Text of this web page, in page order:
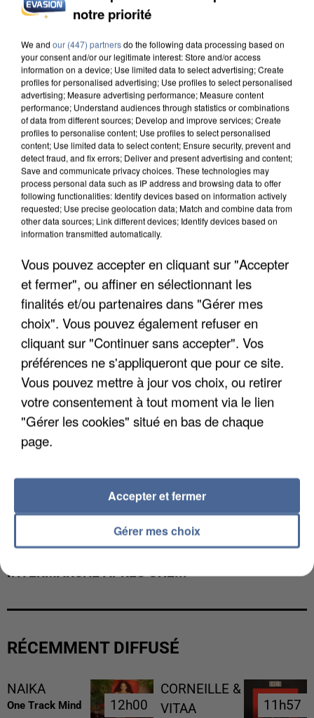
UN SECOND CADRE DE LA DZ MAFIA
UNE TOURISTE DE L’OISE EMPORTÉE PAR UNE
COULÉE DE BOUE EN HAUTE-SAVOIE
INTERMARCHÉ APRÈS UNE...
RÉCEMMENT DIFFUSÉ
NAIKA
One Track Mind 12h00
12h00
CORNEILLE &
VITAA
11h57
11h57
notre priorité
We and our (447) partnersdo the following data processing based on
your consent and/or our legitimate interest: Store and/or access
information on a device; Use limited data to select advertising; Create
profiles for personalised advertising; Use profiles to select personalised
advertising; Measure advertising performance; Measure content
performance; Understand audiences through statistics or combinations
of data from different sources; Develop and improve services; Create
profiles to personalise content; Use profiles to select personalised
content; Use limited data to select content; Ensure security, prevent and
detect fraud, and fix errors; Deliver and present advertising and content;
Save and communicate privacy choices. These technologies may
process personal data such as IP address and browsing data to offer
following functionalities: Identify devices based on information actively
requested; Use precise geolocation data; Match and combine data from
other data sources; Link different devices; Identify devices based on
information transmitted automatically.
Vous pouvez accepter en cliquant sur "Accepter
et fermer", ou affiner en sélectionnant les
finalités et/ou partenaires dans "Gérer mes
choix". Vous pouvez également refuser en
cliquant sur "Continuer sans accepter". Vos
préférences ne s'appliqueront que pour ce site.
Vous pouvez mettre à jour vos choix, ou retirer
votre consentement à tout moment via le lien
"Gérer les cookies" situé en bas de chaque
page.
Gérer mes choix
Accepter et fermer